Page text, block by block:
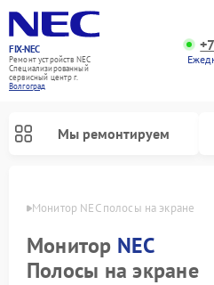
FIX-NEC
Ремонт устройств NEC
Специализированный
cервисный центр г.
Волгоград
Мы ремонтируем
Монитор NEC полосы на экране
Монитор NEC
Полосы на экране